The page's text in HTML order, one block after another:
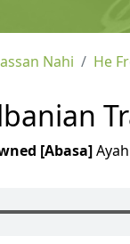
Nahi He
[Abasa]Ayah